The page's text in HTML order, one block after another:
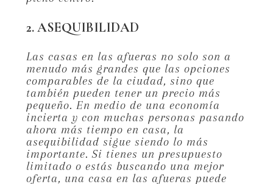
2. ASEQUIBILIDAD
Las casas en las afueras no solo son a
menudo más grandes que las opciones
comparables de la ciudad, sino que
también pueden tener un precio más
pequeño. En medio de una economía
incierta y con muchas personas pasando
ahora más tiempo en casa, la
asequibilidad sigue siendo lo más
importante. Si tienes un presupuesto
limitado o estás buscando una mejor
oferta, una casa en las afueras puede